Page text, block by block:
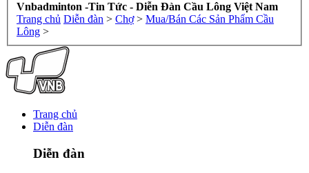
Vnbadminton -Tin Tức - Diễn Đàn Cầu Lông Việt Nam
Trang chủ Diễn đàn > Chợ > Mua/Bán Các Sản Phẩm Cầu
Lông >
Trang chủ
Diễn đàn
Diễn đàn